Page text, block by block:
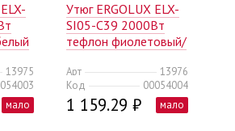
13975
мало
Утюг ERGOLUX ELX-
SI05-C39 2000Вт
тефлон фиолетовый/
Арт
13976
Код
00054004
1 159.29 ₽ мало